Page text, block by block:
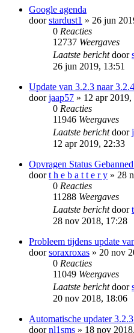
Google agenda
doorstardust1 » 26 jun
0 Reacties
12737 Weergaves
Laatste berichtdoor
26 jun 2019, 13:51
Update van 3.2.3 naar
doorjaap57 » 12 apr
0 Reacties
11946 Weergaves
Laatste berichtdoor
12 apr 2019, 22:33
Opvragen Status
doort h e b a t t e r y » 28
0 Reacties
11288 Weergaves
Laatste berichtdoor
28 nov 2018, 17:28
Probleem tijdens update
doorsoraxroxas » 20 nov
0 Reacties
11049 Weergaves
Laatste berichtdoor
20 nov 2018, 18:06
Automatische updater
doornl1sms » 18 nov